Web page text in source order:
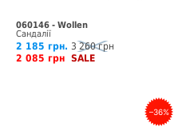
060146 - Wollen
Сандалії
2 185 грн. 3 260 грн
2 085 грн SALE
–36%